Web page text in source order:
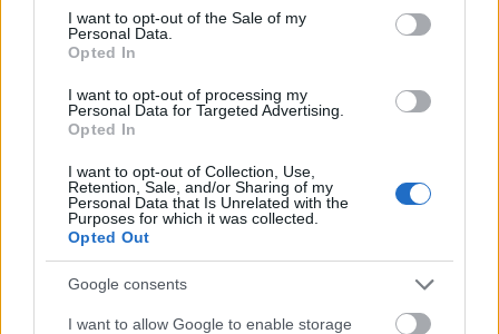
consent section.
I want to opt-out of the Sale of my
Personal Data.
Opted In
I want to opt-out of processing my
Personal Data for Targeted Advertising.
Opted In
I want to opt-out of Collection, Use,
Retention, Sale, and/or Sharing of my
Personal Data that Is Unrelated with the
Purposes for which it was collected.
Opted Out
Google consents
I want to allow Google to enable storage
Arvisura